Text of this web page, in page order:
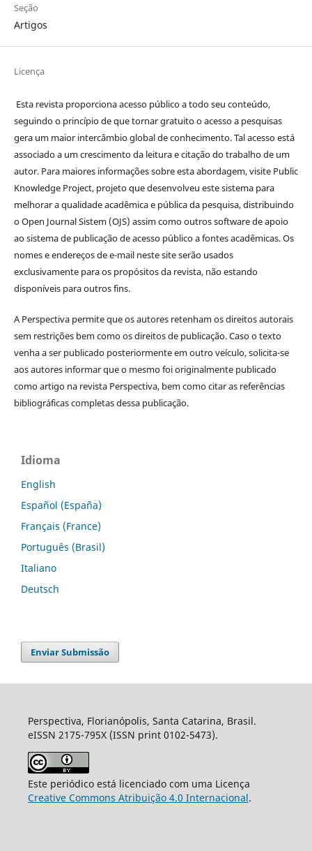
Seção
Artigos
Licença
Esta revista proporciona acesso público a todo seu conteúdo,
seguindo o princípio de que tornar gratuito o acesso a pesquisas
gera um maior intercâmbio global de conhecimento. Tal acesso está
associado a um crescimento da leitura e citação do trabalho de um
autor. Para maiores informações sobre esta abordagem, visite Public
Knowledge Project, projeto que desenvolveu este sistema para
melhorar a qualidade acadêmica e pública da pesquisa, distribuindo
o Open Journal Sistem (OJS) assim como outros software de apoio
ao sistema de publicação de acesso público a fontes acadêmicas. Os
nomes e endereços de e-mail neste site serão usados
exclusivamente para os propósitos da revista, não estando
disponíveis para outros fins.
A Perspectiva permite que os autores retenham os direitos autorais
sem restrições bem como os direitos de publicação. Caso o texto
venha a ser publicado posteriormente em outro veículo, solicita-se
aos autores informar que o mesmo foi originalmente publicado
como artigo na revista Perspectiva, bem como citar as referências
bibliográficas completas dessa publicação.
Idioma
English
Español (España)
Français (France)
Português (Brasil)
Italiano
Deutsch
Enviar Submissão
Perspectiva, Florianópolis, Santa Catarina, Brasil.
eISSN 2175-795X (ISSN print 0102-5473).
Este periódico está licenciado com uma Licença
Creative Commons Atribuição 4.0 Internacional.